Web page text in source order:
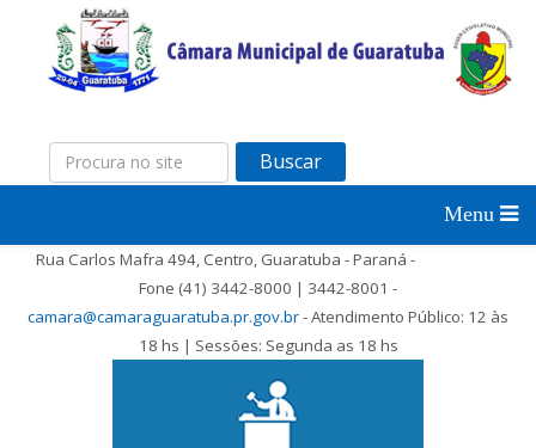
Buscar
Rua Carlos Mafra 494, Centro, Guaratuba - Paraná -
Fone (41) 3442-8000 | 3442-8001 -
camara@camaraguaratuba.pr.gov.br- Atendimento Público: 12 às
18 hs | Sessões: Segunda as 18 hs